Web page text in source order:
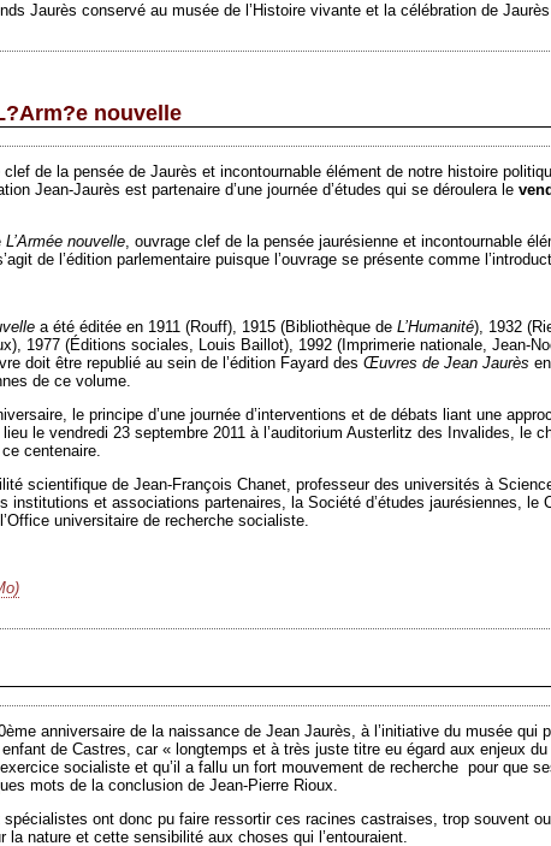
Jaurès conservé au musée de l’Histoire vivante et la célébration de Jaurès
nouvelle
clef de la pensée de Jaurès et incontournable élément de notre histoire
Jean-Jaurès est partenaire d’une journée d’études qui se déroulera le
L’Armée nouvelle, ouvrage clef de la pensée jaurésienne et incontournable
de l’édition parlementaire puisque l’ouvrage se présente comme
a été éditée en 1911 (Rouff), 1915 (Bibliothèque de L’Humanité), 1932
1977 (Éditions sociales, Louis Baillot), 1992 (Imprimerie nationale, Jean-
doit être republié au sein de l’édition Fayard des Œuvres de Jean Jaurès
de ce volume.
le principe d’une journée d’interventions et de débats liant une
le vendredi 23 septembre 2011 à l’auditorium Austerlitz des Invalides, le
centenaire.
scientifique de Jean-François Chanet, professeur des universités à
institutions et associations partenaires, la Société d’études jaurésiennes, le
universitaire de recherche socialiste.
ème anniversaire de la naissance de Jean Jaurès, à l’initiative du musée qui
de Castres, car « longtemps et à très juste titre eu égard aux enjeux
socialiste et qu’il a fallu un fort mouvement de recherche pour que
mots de la conclusion de Jean-Pierre Rioux.
ont donc pu faire ressortir ces racines castraises, trop souvent
la nature et cette sensibilité aux choses qui l’entouraient.